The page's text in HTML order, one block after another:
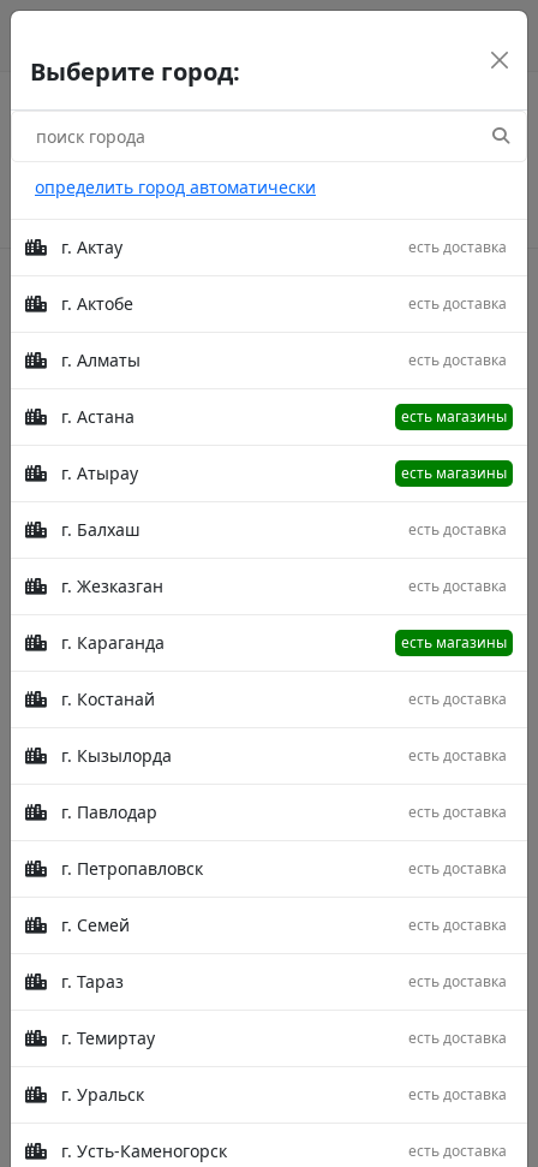
Выберите город:
определить город автоматически
г. Актау есть доставка
г. Актобе есть доставка
г. Алматы есть доставка
г. Астана есть магазины
г. Атырау есть магазины
г. Балхаш есть доставка
г. Жезказган есть доставка
г. Караганда есть магазины
г. Костанай есть доставка
г. Кызылорда есть доставка
г. Павлодар есть доставка
г. Петропавловск есть доставка
г. Семей есть доставка
г. Тараз есть доставка
г. Темиртау есть доставка
г. Уральск есть доставка
г. Усть-Каменогорск есть доставка
Главная Товары
Свечи Столовые St Eval 20 См
Свеча Свечи Столовые St Eval 20 См
Описание Характеристики